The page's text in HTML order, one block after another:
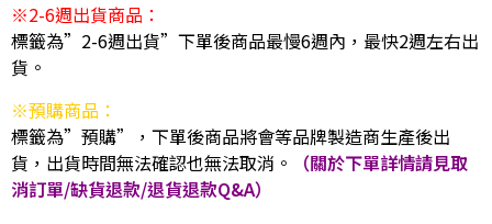
※2-6週出貨商品：
標籤為”2-6週出貨”下單後商品最慢6週內，最快2週左右出
貨。
※預購商品：
標籤為”預購”，下單後商品將會等品牌製造商生產後出
貨，出貨時間無法確認也無法取消。
（關於下單詳情請見取
消訂單/缺貨退款/退貨退款Q&A）